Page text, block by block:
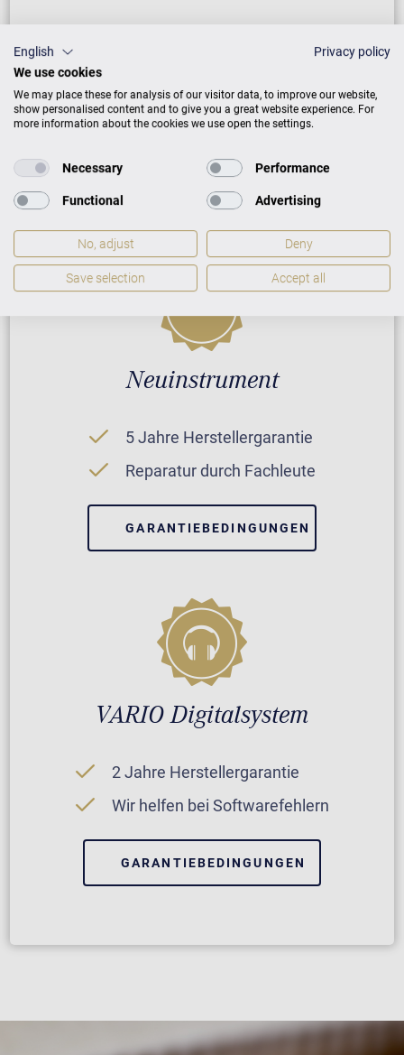
ZUSATZLEISTUNGEN FÜR C. BECHSTEIN
CONCERT A-192
Neuinstrument
5 Jahre Herstellergarantie
Reparatur durch Fachleute
GARANTIEBEDINGUNGEN
VARIO Digitalsystem
2 Jahre Herstellergarantie
Wir helfen bei Softwarefehlern
GARANTIEBEDINGUNGEN
English
Privacy policy
We use cookies
We may place these for analysis of our visitor data, to improve our website,
show personalised content and to give you a great website experience. For
more information about the cookies we use open the settings.
Necessary Performance
Functional Advertising
No, adjust Deny
Save selection Accept all